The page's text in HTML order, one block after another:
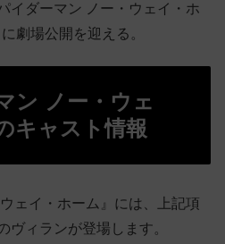
イダーマン ノー・ウェイ・ホ
劇場公開を迎える。
ン ノー・ウェ
キャスト情報
ェイ・ホーム』には、上記項
ヴィランが登場します。